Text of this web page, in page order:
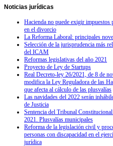
Noticias jurídicas
Hacienda no puede exigir
en el divorcio
La Reforma Laboral: principales
Selección de la jurisprudencia más
del ICAM
Reformas legislativas del año 2021
Proyecto de Ley de Startups
Real Decreto-ley 26/2021, de 8 de
modifica la Ley Reguladora de las
que afecta al cálculo de las plusvalías
Las navidades del 2022 serán
de Justicia
Sentencia del Tribunal
2021. Plusvalías municipales
Reforma de la legislación civil y
personas con discapacidad en el
jurídica